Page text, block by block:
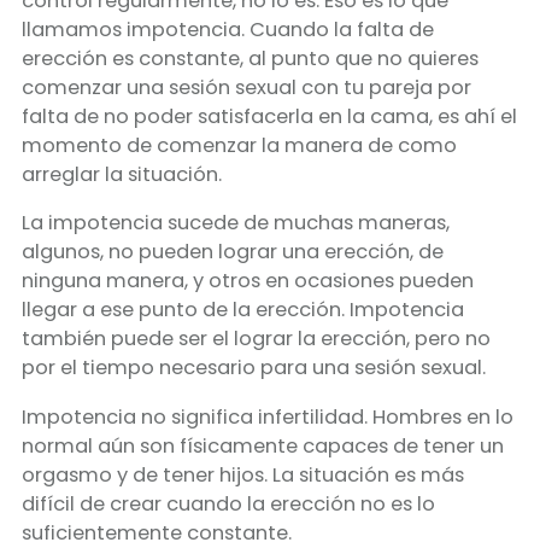
llamamos impotencia. Cuando la falta de
erección es constante, al punto que no quieres
comenzar una sesión sexual con tu pareja por
falta de no poder satisfacerla en la cama, es ahí el
momento de comenzar la manera de como
arreglar la situación.
La impotencia sucede de muchas maneras,
algunos, no pueden lograr una erección, de
ninguna manera, y otros en ocasiones pueden
llegar a ese punto de la erección. Impotencia
también puede ser el lograr la erección, pero no
por el tiempo necesario para una sesión sexual.
Impotencia no significa infertilidad. Hombres en lo
normal aún son físicamente capaces de tener un
orgasmo y de tener hijos. La situación es más
difícil de crear cuando la erección no es lo
suficientemente constante.